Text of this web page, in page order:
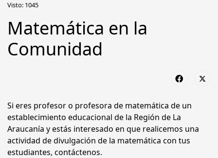
Matemática en la
Comunidad
Visto: 1045
Si eres profesor o profesora de matemática de un
establecimiento educacional de la Región de La
Araucanía y estás interesado en que realicemos una
actividad de divulgación de la matemática con tus
estudiantes, contáctenos.